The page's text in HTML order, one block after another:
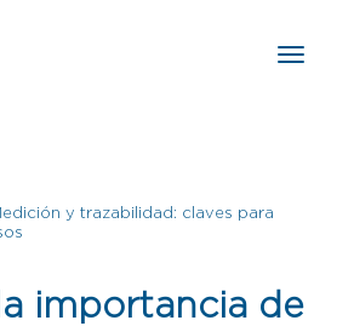
y trazabilidad: claves para
importancia de